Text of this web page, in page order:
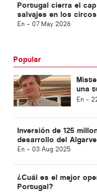
Portugal cierra el
salvajes en los circos
En - 07 May 2026
Popular
una
En -
Inversión de 125
desarrollo del Algarve
En - 03 Aug 2025
¿Cuál es el mejor
Portugal?